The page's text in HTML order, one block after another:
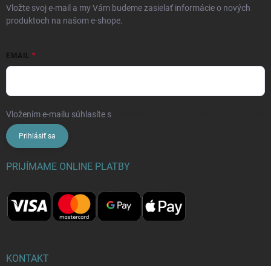
Vložte svoj e-mail a my Vám budeme zasielať informácie o nových
produktoch na našom e-shope.
EMAIL
Vložením e-mailu súhlasíte s
Prihlásiť sa
PRIJÍMAME ONLINE PLATBY
KONTAKT